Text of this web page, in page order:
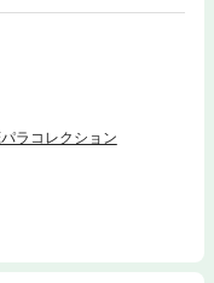
ラコレクション